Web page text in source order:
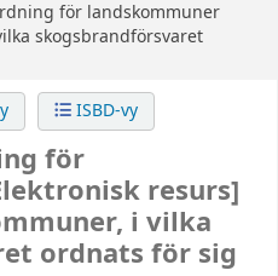
för landskommuner
skogsbrandförsvaret
ISBD-vy
för
resurs]
i vilka
ordnats för sig